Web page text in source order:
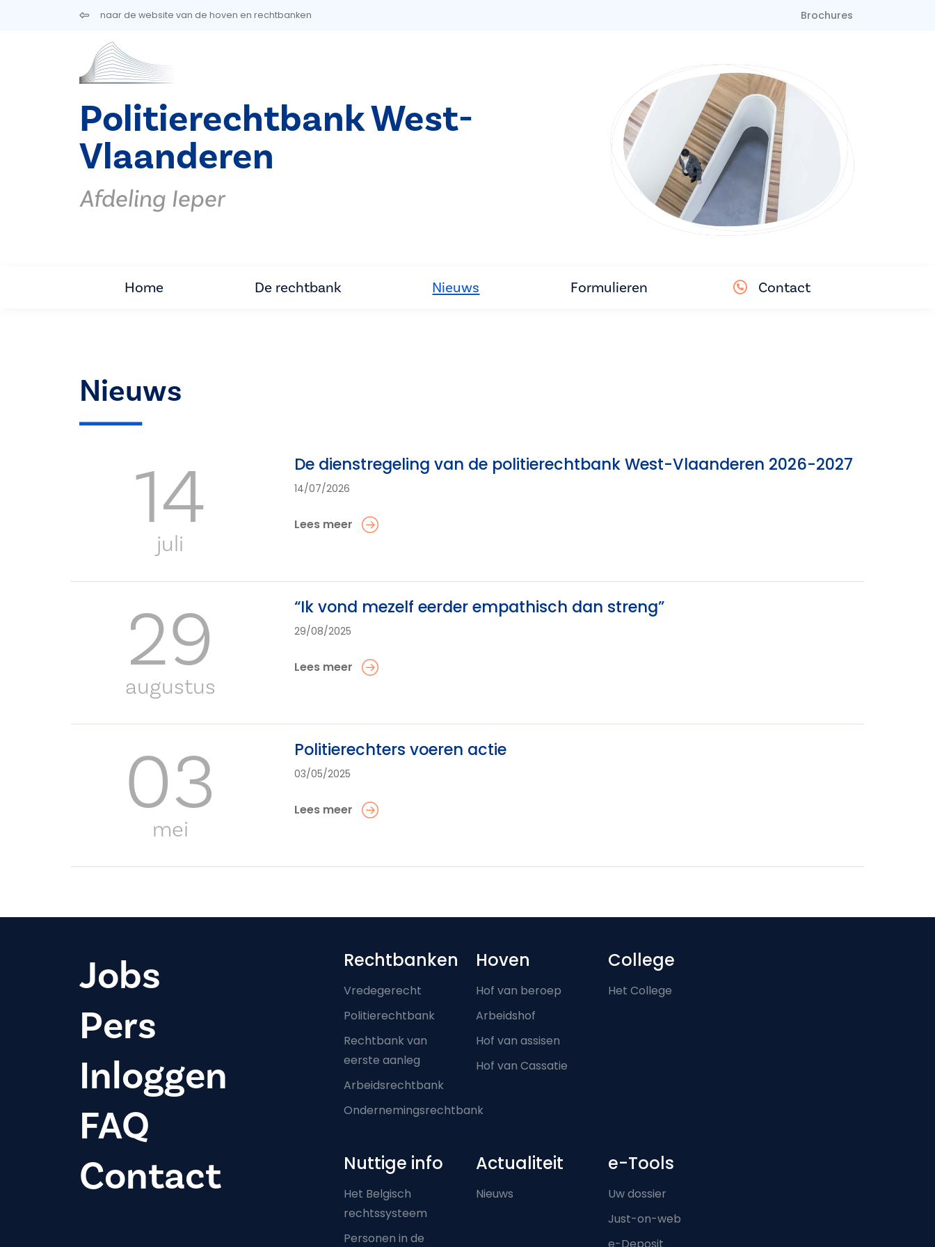
Overslaan en naar de inhoud gaannaar de website van de hoven en rechtbanken Brochures
Politierechtbank West-
Vlaanderen
Afdeling Ieper
Home De rechtbank Nieuws Formulieren Contact
Nieuws
14
juli
De dienstregeling van de politierechtbank West-Vlaanderen 2026-2027
14/07/2026
Lees meer
29
augustus
“Ik vond mezelf eerder empathisch dan streng”
29/08/2025
Lees meer
03
mei
Politierechters voeren actie
03/05/2025
Lees meer
Jobs
Pers
Inloggen
FAQ
Contact
Footer-menu
Rechtbanken
Vredegerecht
Politierechtbank
Rechtbank van
eerste aanleg
Arbeidsrechtbank
Ondernemingsrechtbank
Hoven
Hof van beroep
Arbeidshof
Hof van assisen
Hof van Cassatie
College
Het College
Nuttige info
Het Belgisch
rechtssysteem
Personen in de
Actualiteit
Nieuws
e-Tools
Uw dossier
Just-on-web